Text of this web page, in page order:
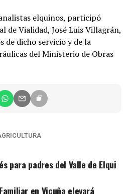
elquinos, participó
de Vialidad, José Luis Villagrán,
de dicho servicio y de la
del Ministerio de Obras
para padres del Valle de Elqui
en Vicuña elevará